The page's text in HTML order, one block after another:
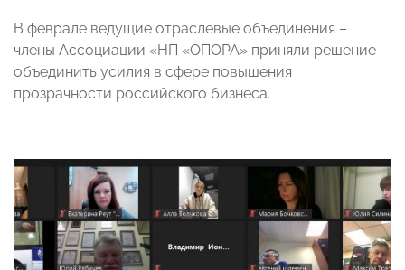
В феврале ведущие отраслевые объединения –
члены Ассоциации «НП «ОПОРА» приняли решение
объединить усилия в сфере повышения
прозрачности российского бизнеса.